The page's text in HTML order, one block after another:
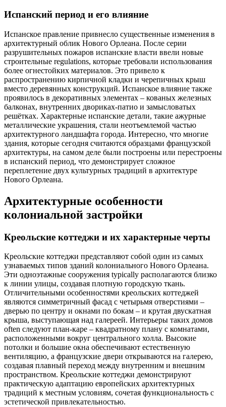
Испанский период и его влияние
Испанское правление привнесло существенные изменения в
архитектурный облик Нового Орлеана. После серии
разрушительных пожаров испанские власти ввели новые
строительные regulations, которые требовали использования
более огнестойких материалов. Это привело к
распространению кирпичной кладки и черепичных крыш
вместо деревянных конструкций. Испанское влияние также
проявилось в декоративных элементах – кованых железных
балконах, внутренних двориках-патио и замысловатых
решётках. Характерные испанские детали, такие ажурные
металлические украшения, стали неотъемлемой частью
архитектурного ландшафта города. Интересно, что многие
здания, которые сегодня считаются образцами французской
архитектуры, на самом деле были построены или перестроены
в испанский период, что демонстрирует сложное
переплетение двух культурных традиций в архитектуре
Нового Орлеана.
Архитектурные особенности
колониальной застройки
Креольские коттеджи и их характерные черты
Креольские коттеджи представляют собой один из самых
узнаваемых типов зданий колониального Нового Орлеана.
Эти одноэтажные сооружения typically располагаются близко
к линии улицы, создавая плотную городскую ткань.
Отличительными особенностями креольских коттеджей
являются симметричный фасад с четырьмя отверстиями –
дверью по центру и окнами по бокам – и крутая двускатная
крыша, выступающая над галереей. Интерьеры таких домов
often следуют план-каре – квадратному плану с комнатами,
расположенными вокруг центрального холла. Высокие
потолки и большие окна обеспечивают естественную
вентиляцию, а французские двери открываются на галерею,
создавая плавный переход между внутренним и внешним
пространством. Креольские коттеджи демонстрируют
практическую адаптацию европейских архитектурных
традиций к местным условиям, сочетая функциональность с
эстетической привлекательностью.